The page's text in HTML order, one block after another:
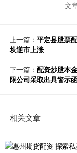
文
上一篇： 平定县股票
块逆市上涨
下一篇： 配资炒股本
限公司采取出具警示
相关文章